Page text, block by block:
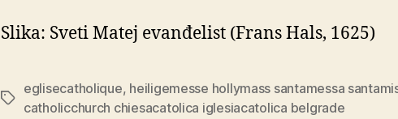
Slika: Sveti Matej evanđelist (Frans Hals, 1625)
Oznake
eglisecatholique, heiligemesse hollymass santamessa
catholicchurch chiesacatolica iglesiacatolica belgrade